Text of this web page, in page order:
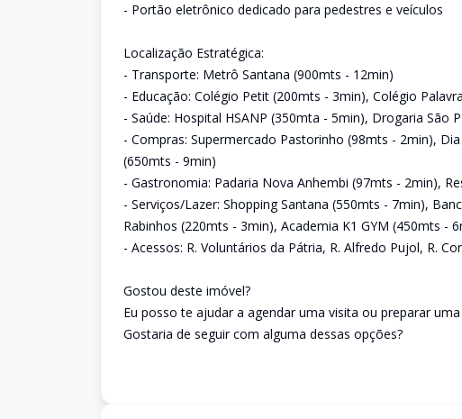
- Portão eletrônico dedicado para pedestres e veículos
Localização Estratégica:
- Transporte: Metrô Santana (900mts - 12min)
- Educação: Colégio Petit (200mts - 3min), Colégio
- Saúde: Hospital HSANP (350mta - 5min), Drogaria São
- Compras: Supermercado Pastorinho (98mts - 2min),
(650mts - 9min)
- Gastronomia: Padaria Nova Anhembi (97mts - 2min),
- Serviços/Lazer: Shopping Santana (550mts - 7min),
Rabinhos (220mts - 3min), Academia K1 GYM (450mts -
- Acessos: R. Voluntários da Pátria, R. Alfredo Pujol, R.
Gostou deste imóvel?
Eu posso te ajudar a agendar uma visita ou preparar
Gostaria de seguir com alguma dessas opções?